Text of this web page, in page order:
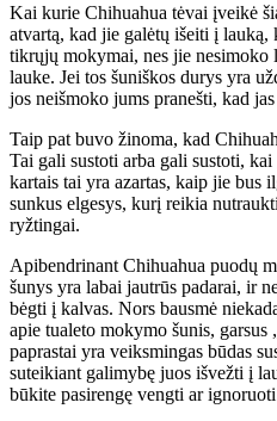
Kai kurie Chihuahua tėvai įveikė
atvartą, kad jie galėtų išeiti į
tikrųjų mokymai, nes jie nesimoko
lauke. Jei tos šuniškos durys yra
jos neišmoko jums pranešti, kad
Taip pat buvo žinoma, kad
Tai gali sustoti arba gali sustoti,
kartais tai yra azartas, kaip jie bus
sunkus elgesys, kurį reikia
ryžtingai.
Apibendrinant Chihuahua puodų
šunys yra labai jautrūs padarai, ir
bėgti į kalvas. Nors bausmė
apie tualeto mokymo šunis, garsus
paprastai yra veiksmingas būdas
suteikiant galimybę juos išvežti į
būkite pasirengę vengti ar